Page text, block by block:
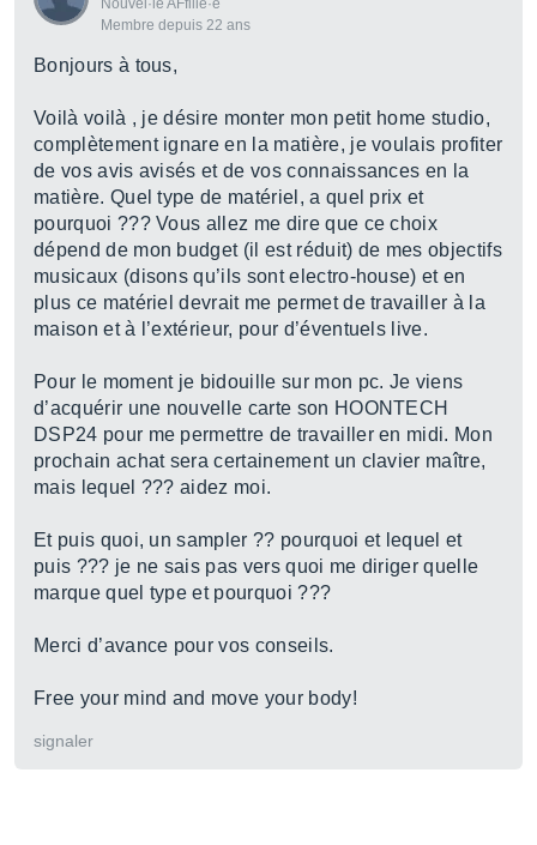
Nouvel·le AFfilié·e
Membre depuis 22 ans
Bonjours à tous,
Voilà voilà , je désire monter mon petit home studio,
complètement ignare en la matière, je voulais profiter
de vos avis avisés et de vos connaissances en la
matière. Quel type de matériel, a quel prix et
pourquoi ??? Vous allez me dire que ce choix
dépend de mon budget (il est réduit) de mes objectifs
musicaux (disons qu’ils sont electro-house) et en
plus ce matériel devrait me permet de travailler à la
maison et à l’extérieur, pour d’éventuels live.
Pour le moment je bidouille sur mon pc. Je viens
d’acquérir une nouvelle carte son HOONTECH
DSP24 pour me permettre de travailler en midi. Mon
prochain achat sera certainement un clavier maître,
mais lequel ??? aidez moi.
Et puis quoi, un sampler ?? pourquoi et lequel et
puis ??? je ne sais pas vers quoi me diriger quelle
marque quel type et pourquoi ???
Merci d’avance pour vos conseils.
Free your mind and move your body!
signaler